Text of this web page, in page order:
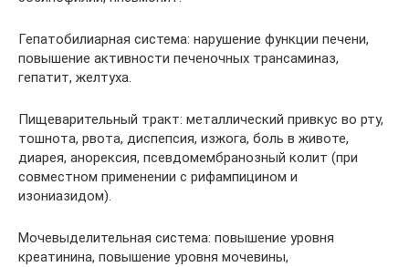
Гепатобилиарная система: нарушение функции печени,
повышение активности печеночных трансаминаз,
гепатит, желтуха.
Пищеварительный тракт: металлический привкус во рту,
тошнота, рвота, диспепсия, изжога, боль в животе,
диарея, анорексия, псевдомембранозный колит (при
совместном применении с рифампицином и
изониазидом).
Мочевыделительная система: повышение уровня
креатинина, повышение уровня мочевины,